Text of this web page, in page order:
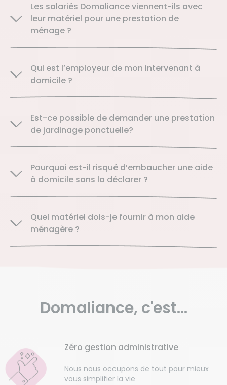
Les salariés Domaliance viennent-ils avec
leur matériel pour une prestation de
ménage ?
Qui est l’employeur de mon intervenant à
domicile ?
Est-ce possible de demander une prestation
de jardinage ponctuelle?
Pourquoi est-il risqué d’embaucher une aide
à domicile sans la déclarer ?
Quel matériel dois-je fournir à mon aide
ménagère ?
Domaliance, c'est...
Zéro gestion administrative
Nous nous occupons de tout pour mieux
vous simplifier la vie